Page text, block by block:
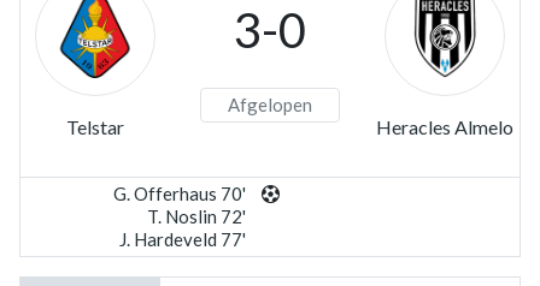
Telstar
3-0
Afgelopen
Heracles Almelo
G. Offerhaus 70'
T. Noslin 72'
J. Hardeveld 77'